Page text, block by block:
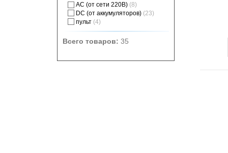
AC (от сети 220В) (8)
DC (от аккумуляторов) (23)
пульт (4)
Всего товаров: 35